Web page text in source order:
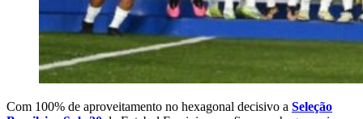
Com 100% de aproveitamento no hexagonal decisivo a Seleção